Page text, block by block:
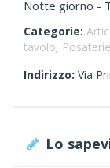
Notte giorno -
Categorie:
tavolo, Posaterie
Indirizzo: Via
Lo